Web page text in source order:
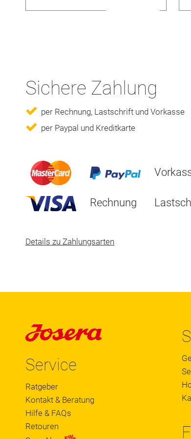
Sichere Zahlung
per Rechnung, Lastschrift und Vorkasse
per Paypal und Kreditkarte
Rechnung
Details zu Zahlungsarten
Service
Ratgeber
Kontakt & Beratung
Hilfe & FAQs
Retouren